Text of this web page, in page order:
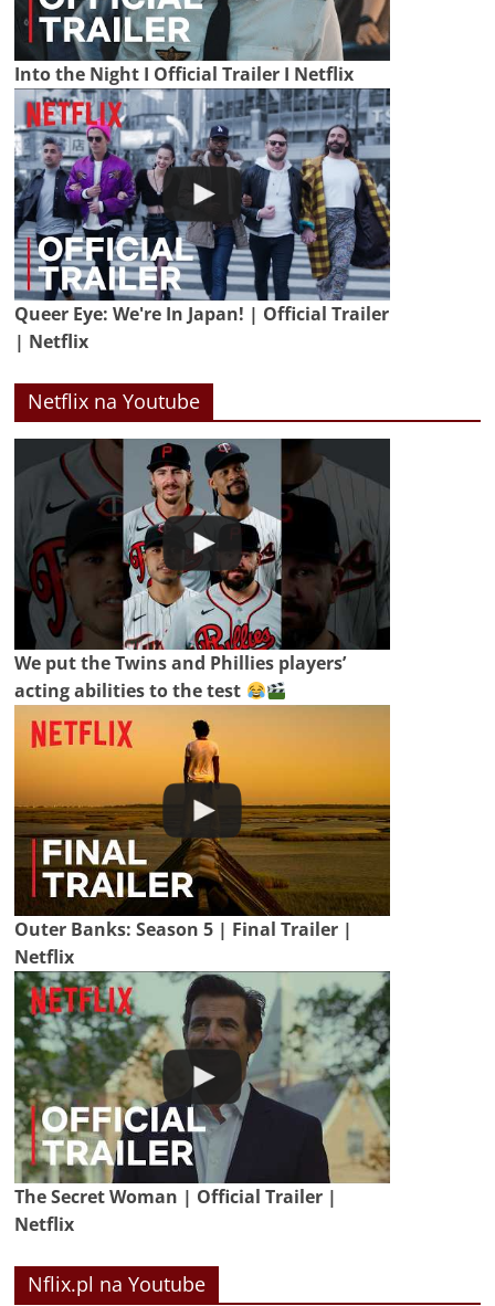
Into the Night I Official Trailer I Netflix
Queer Eye: We're In Japan! | Official Trailer
| Netflix
Netflix na Youtube
We put the Twins and Phillies players’
acting abilities to the test
Outer Banks: Season 5 | Final Trailer |
Netflix
The Secret Woman | Official Trailer |
Netflix
Nflix.pl na Youtube